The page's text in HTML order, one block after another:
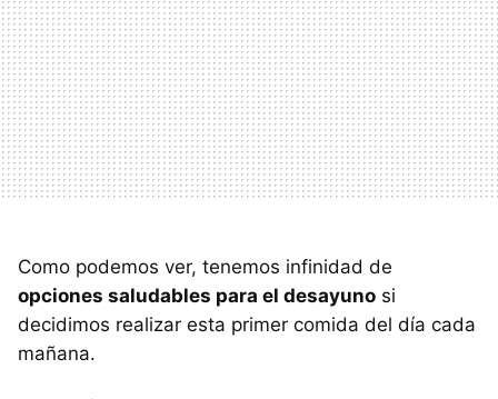
Como podemos ver, tenemos infinidad de
opciones saludables para el desayuno si
decidimos realizar esta primer comida del día cada
mañana.